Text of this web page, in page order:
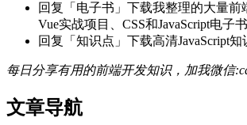
回复「电子书」下载我整理的大量前
Vue实战项目、CSS和JavaScript电子书
回复「知识点」下载高清JavaScript
每日分享有用的前端开发知识，加我微信
文章导航